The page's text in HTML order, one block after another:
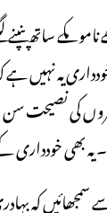
ساتھ پنپنے
یہ
کی نصیحت سن
یہ بھی
سمجھائیں